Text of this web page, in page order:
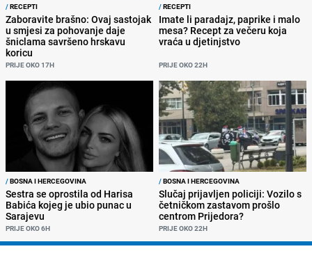
/RECEPTI
Zaboravite brašno: Ovaj sastojak
u smjesi za pohovanje daje
šniclama savršeno hrskavu
koricu
PRIJE OKO 17H
/RECEPTI
Imate li paradajz, paprike i malo
mesa? Recept za večeru koja
vraća u djetinjstvo
PRIJE OKO 22H
/BOSNA I HERCEGOVINA
Sestra se oprostila od Harisa
Babića kojeg je ubio punac u
Sarajevu
PRIJE OKO 6H
/BOSNA I HERCEGOVINA
Slučaj prijavljen policiji: Vozilo s
četničkom zastavom prošlo
centrom Prijedora?
PRIJE OKO 22H